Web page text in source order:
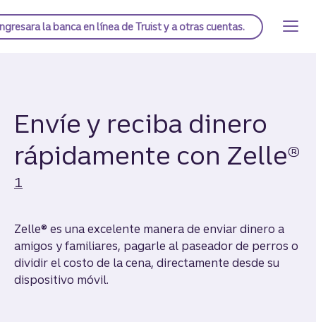
al
contenido
Página de inicio de Truist
a la banca en línea de Truist y a otras cuentas.
Envíe y reciba dinero
rápidamente con Zelle®
1
Zelle® es una excelente manera de enviar dinero a
amigos y familiares, pagarle al paseador de perros o
dividir el costo de la cena, directamente desde su
dispositivo móvil.